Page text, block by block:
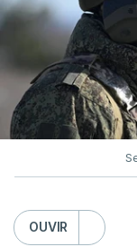
OUVIR